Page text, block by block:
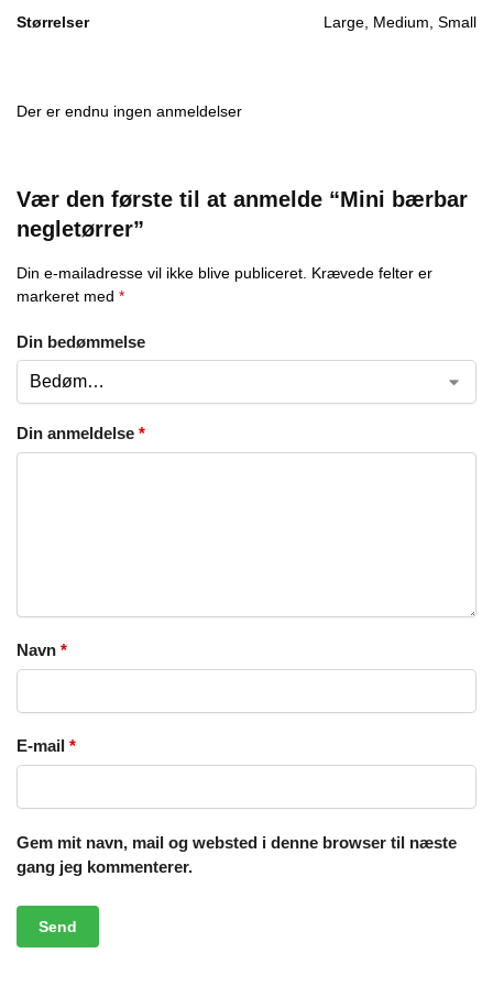
Størrelser Large, Medium, Small
Der er endnu ingen anmeldelser
Vær den første til at anmelde “Mini bærbar
negletørrer”
Din e-mailadresse vil ikke blive publiceret. Krævede felter er
markeret med *
Din bedømmelse
Din anmeldelse *
Navn *
E-mail *
Gem mit navn, mail og websted i denne browser til næste
gang jeg kommenterer.